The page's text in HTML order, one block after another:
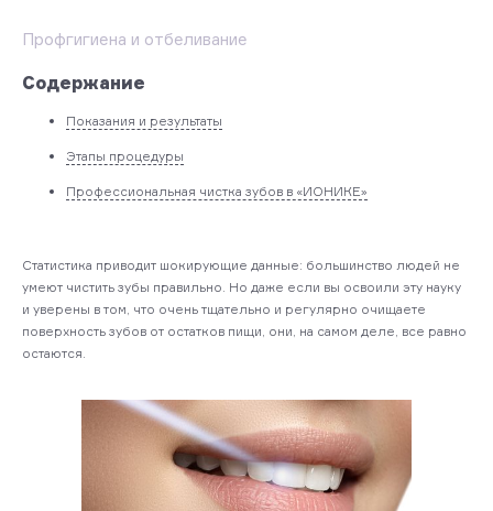
Профгигиена и отбеливание
Содержание
Показания и результаты
Этапы процедуры
Профессиональная чистка зубов в «ИОНИКЕ»
Статистика приводит шокирующие данные: большинство людей не
умеют чистить зубы правильно. Но даже если вы освоили эту науку
и уверены в том, что очень тщательно и регулярно очищаете
поверхность зубов от остатков пищи, они, на самом деле, все равно
остаются.